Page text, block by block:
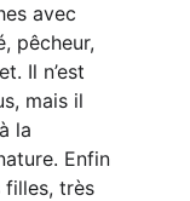
avec
pêcheur,
Il n’est
mais il
la
Enfin
filles, très